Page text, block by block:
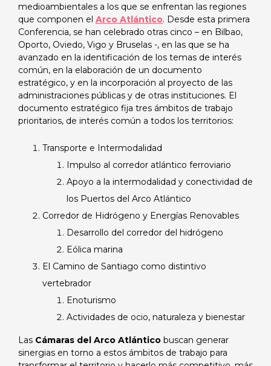
medioambientales a los que se enfrentan las regiones
que componen el Arco Atlántico. Desde esta primera
Conferencia, se han celebrado otras cinco – en Bilbao,
Oporto, Oviedo, Vigo y Bruselas -, en las que se ha
avanzado en la identificación de los temas de interés
común, en la elaboración de un documento
estratégico, y en la incorporación al proyecto de las
administraciones públicas y de otras instituciones. El
documento estratégico fija tres ámbitos de trabajo
prioritarios, de interés común a todos los territorios:
Transporte e Intermodalidad
Impulso al corredor atlántico ferroviario
Apoyo a la intermodalidad y conectividad de
los Puertos del Arco Atlántico
Corredor de Hidrógeno y Energías Renovables
Desarrollo del corredor del hidrógeno
Eólica marina
El Camino de Santiago como distintivo
vertebrador
Enoturismo
Actividades de ocio, naturaleza y bienestar
Las Cámaras del Arco Atlántico buscan generar
sinergias en torno a estos ámbitos de trabajo para